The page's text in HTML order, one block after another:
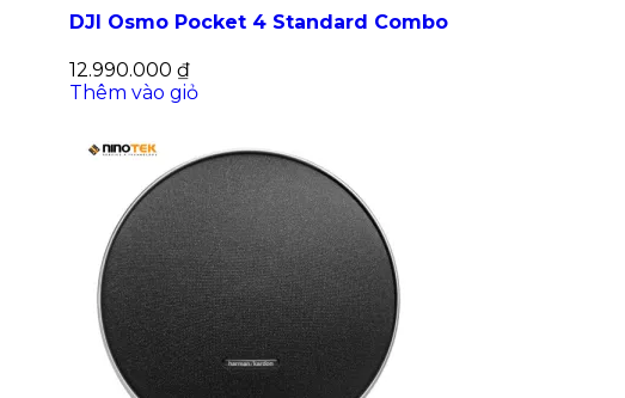
DJI Osmo Pocket 4 Standard Combo
12.990.000 ₫
Thêm vào giỏ